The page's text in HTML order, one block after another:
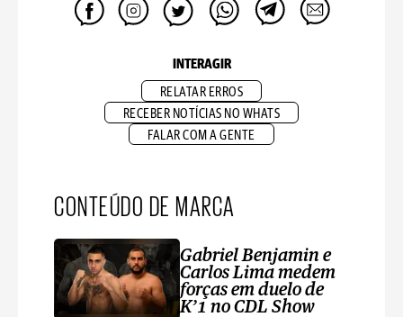
INTERAGIR
RELATAR ERROS
RECEBER NOTÍCIAS NO WHATS
FALAR COM A GENTE
CONTEÚDO DE MARCA
Gabriel Benjamin e
Carlos Lima medem
forças em duelo de
K’1 no CDL Show